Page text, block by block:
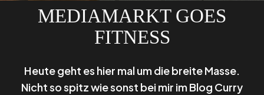
MEDIAMARKT GOES
FITNESS
Heute geht es hier mal um die breite Masse.
Nicht so spitz wie sonst bei mir im Blog Curry